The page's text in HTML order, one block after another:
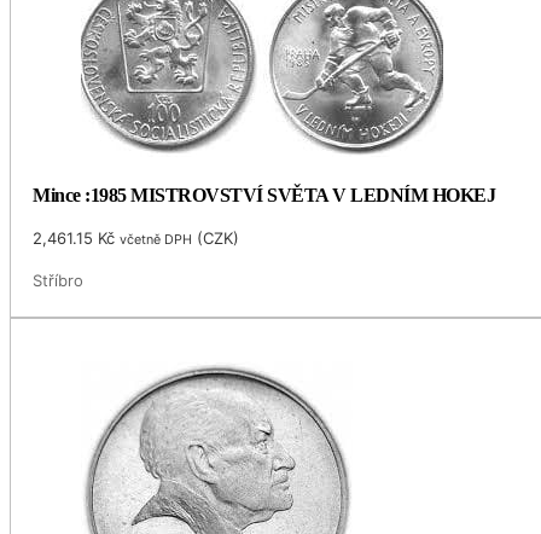
Mince :1985 MISTROVSTVÍ SVĚTA V LEDNÍM HOKEJ
2,461.15 Kč včetně DPH (CZK)
Stříbro